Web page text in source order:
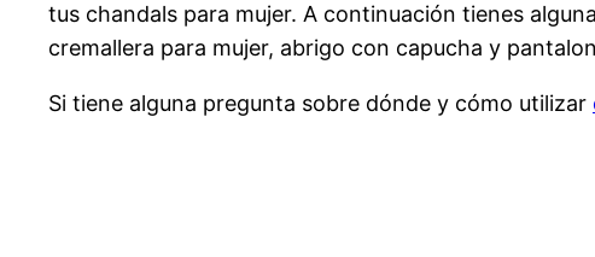
tus chandals para mujer. A continuación tienes
cremallera para mujer, abrigo con capucha y
Si tiene alguna pregunta sobre dónde y cómo utilizar